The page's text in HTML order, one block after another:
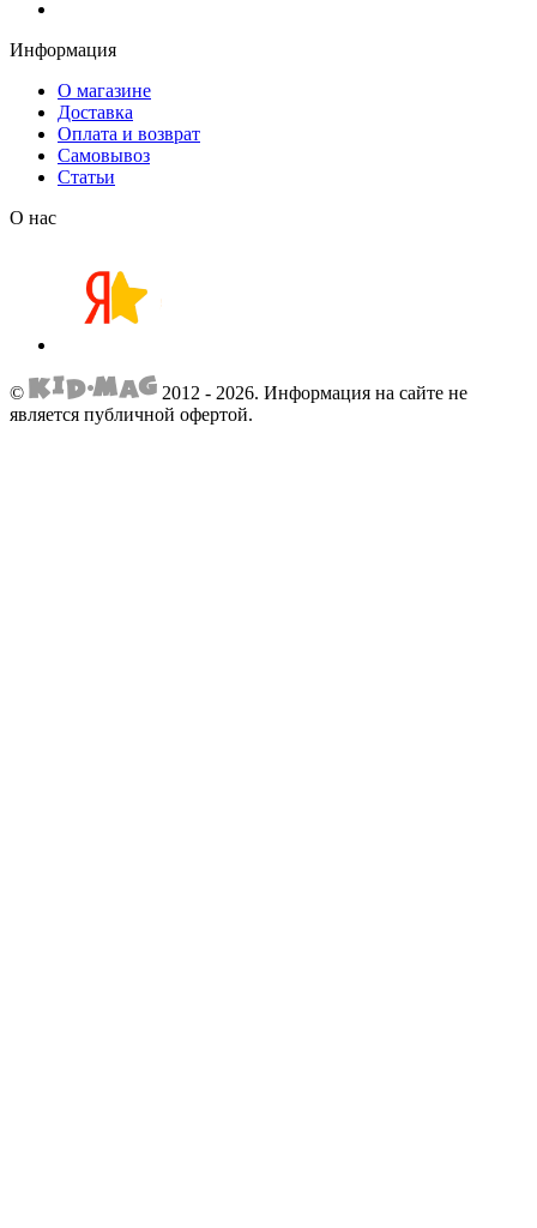
Информация
О магазине
Доставка
Оплата и возврат
Самовывоз
Статьи
О нас
© 2012 - 2026. Информация на сайте не
является публичной офертой.